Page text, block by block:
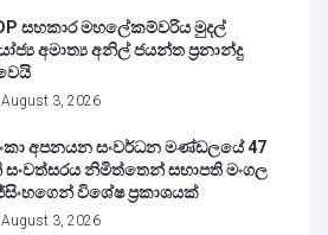
සහකාර මහලේකම්වරිය මුදල්
අමාත්‍ය අනිල් ජයන්ත ප්‍රනාන්දු
August 3, 2026
අපනයන සංවර්ධන මණ්ඩලයේ 47
සංවත්සරය නිමිත්තෙන් සභාපති මංගල
විශේෂ ප්‍රකාශයක්
August 3, 2026